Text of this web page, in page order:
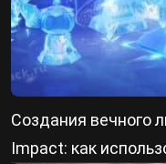
Создания вечного
Impact: как